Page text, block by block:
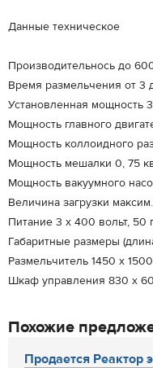
Данные техническое
Производительнось до
Время размельчения от 3
Установленная мощность
Мощность главного
Мощность коллоидного
Мощность мешалки 0, 75
Мощность вакуумного
Величина загрузки
Питание 3 x 400 вольт, 50
Габаритные размеры
Размельчитель 1450 x
Шкаф управления 830 x
Похожие
Продается Реактор